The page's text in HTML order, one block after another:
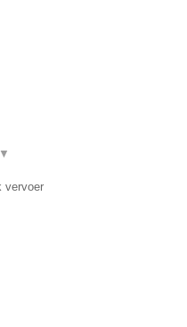
▼
vervoer